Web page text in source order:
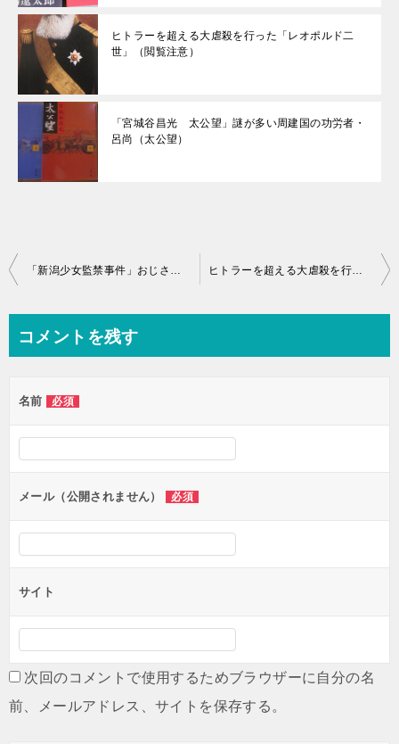
ヒトラーを超える大虐殺を行った「レオポルド二
世」（閲覧注意）
「宮城谷昌光 太公望」謎が多い周建国の功労者・
呂尚（太公望）
投
ビ
ー
シ
ン
「新潟少女監禁事件」おじさんが少女を監禁したのは3364日 ヒトラーを超える大虐殺を行った「レオポルド二世」（閲覧注意）
コメントを残す
名前 必須
メール（公開されません） 必須
サイト
次回のコメントで使用するためブラウザーに自分の名
前、メールアドレス、サイトを保存する。